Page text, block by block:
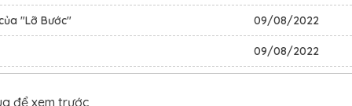
"Lỡ Bước" 09/08/2022
09/08/2022
để xem trước